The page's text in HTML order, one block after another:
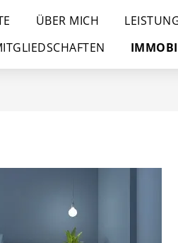
ÜBER MICH